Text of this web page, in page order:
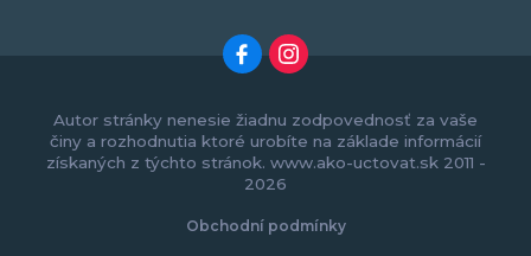
Autor stránky nenesie žiadnu zodpovednosť za vaše
činy a rozhodnutia ktoré urobíte na základe informácií
získaných z týchto stránok. www.ako-uctovat.sk 2011 -
2026
Obchodní podmínky